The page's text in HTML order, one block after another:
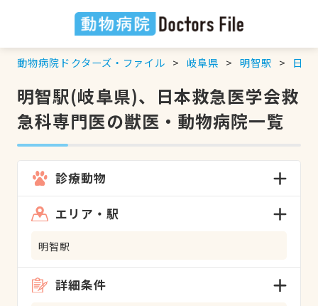
動物病院ドクターズ・ファイル 岐阜県 明智駅 日本
明智駅(岐阜県)、日本救急医学会救
急科専門医の獣医・動物病院一覧
診療動物
エリア・駅
明智駅
詳細条件